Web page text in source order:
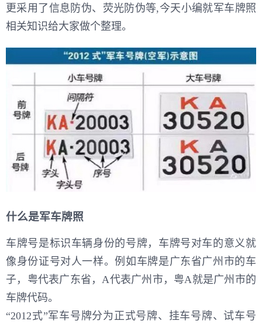
更采用了信息防伪、荧光防伪等,今天小编就军车牌照
相关知识给大家做个整理。
什么是军车牌照
车牌号是标识车辆身份的号牌，车牌号对车的意义就
像身份证号对人一样。例如车牌是广东省广州市的车
子，粤代表广东省，A代表广州市，粤A就是广州市的
车牌代码。
“2012式”军车号牌分为正式号牌、挂车号牌、试车号